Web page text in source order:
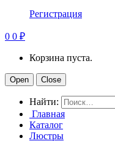
Регистрация
0 0 ₽
Корзина пуста.
Open Close
Найти:
Главная
Каталог
Люстры